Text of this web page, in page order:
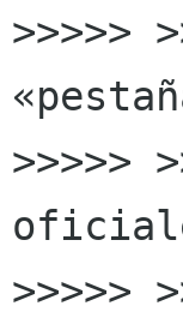
>>>>>
>>>>>
>>>>>